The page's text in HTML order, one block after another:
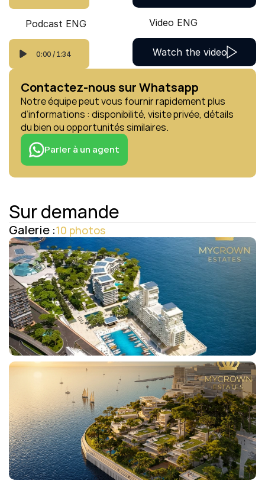
Podcast ENG
0:00 / 1:34
Video ENG
Watch the video
Contactez-nous sur Whatsapp
Notre équipe peut vous fournir rapidement plus
d’informations : disponibilité, visite privée, détails
du bien ou opportunités similaires.
Parler à un agent
Sur demande
Galerie :10 photos